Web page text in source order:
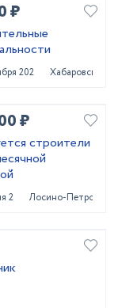
₽
2023 Хабаровск
₽
2023 Лосино-Петровский